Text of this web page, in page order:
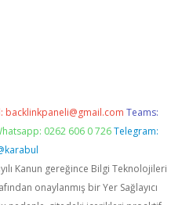
backlinkpaneli@gmail.com Teams:
0262 606 0 726 Telegram:
Kanun gereğince Bilgi Teknolojileri
onaylanmış bir Yer Sağlayıcı